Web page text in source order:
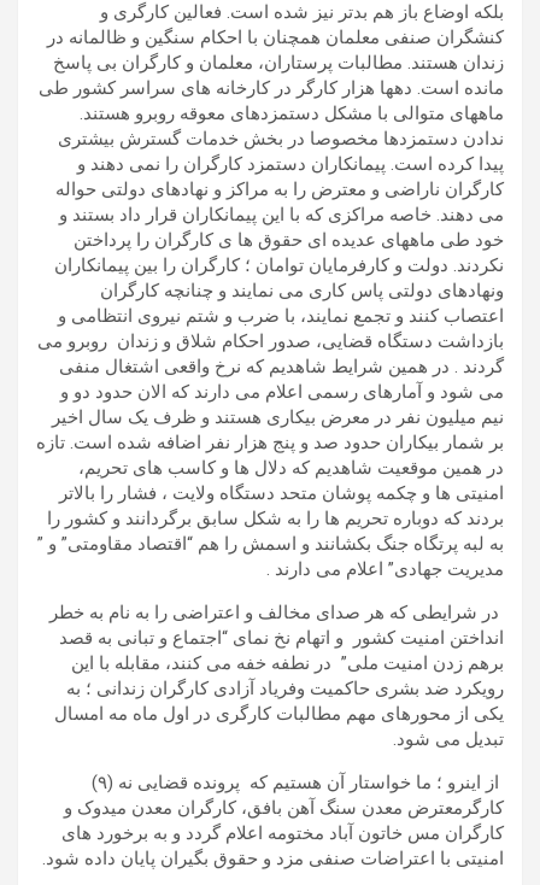
بلکه اوضاع باز هم بدتر نیز شده است. فعالین کارگری و
کنشگران صنفی معلمان همچنان با احکام سنگین و ظالمانه در
زندان هستند. مطالبات پرستاران، معلمان و کارگران بی پاسخ
مانده است. دهها هزار کارگر در کارخانه های سراسر کشور طی
ماههای متوالی با مشکل دستمزدهای معوقه روبرو هستند.
ندادن دستمزدها مخصوصا در بخش خدمات گسترش بیشتری
پیدا کرده است. پیمانکاران دستمزد کارگران را نمی دهند و
کارگران ناراضی و معترض را به مراکز و نهادهای دولتی حواله
می دهند. خاصه مراکزی که با این پیمانکاران قرار داد بستند و
خود طی ماههای عدیده ای حقوق ها ی کارگران را پرداختن
نکردند. دولت و کارفرمایان توامان ؛ کارگران را بین پیمانکاران
ونهادهای دولتی پاس کاری می نمایند و چنانچه کارگران
اعتصاب کنند و تجمع نمایند، با ضرب و شتم نیروی انتظامی و
بازداشت دستگاه قضایی، صدور احکام شلاق و زندان روبرو می
گردند . در همین شرایط شاهدیم که نرخ واقعی اشتغال منفی
می شود و آمارهای رسمی اعلام می دارند که الان حدود دو و
نیم میلیون نفر در معرض بیکاری هستند و ظرف یک سال اخیر
بر شمار بیکاران حدود صد و پنج هزار نفر اضافه شده است. تازه
در همین موقعیت شاهدیم که دلال ها و کاسب های تحریم،
امنیتی ها و چکمه پوشان متحد دستگاه ولایت ، فشار را بالاتر
بردند که دوباره تحریم ها را به شکل سابق برگردانند و کشور را
به لبه پرتگاه جنگ بکشانند و اسمش را هم “اقتصاد مقاومتی” و ”
مدیریت جهادی” اعلام می دارند .
در شرایطی که هر صدای مخالف و اعتراضی را به نام به خطر
انداختن امنیت کشور و اتهام نخ نمای “اجتماع و تبانی به قصد
برهم زدن امنیت ملی” در نطفه خفه می کنند، مقابله با این
رویکرد ضد بشری حاکمیت وفریاد آزادی کارگران زندانی ؛ به
یکی از محورهای مهم مطالبات کارگری در اول ماه مه امسال
تبدیل می شود.
از اینرو ؛ ما خواستار آن هستیم که پرونده قضایی نه (۹)
کارگرمعترض معدن سنگ آهن بافق، کارگران معدن میدوک و
کارگران مس خاتون آباد مختومه اعلام گردد و به برخورد های
امنیتی با اعتراضات صنفی مزد و حقوق بگیران پایان داده شود.